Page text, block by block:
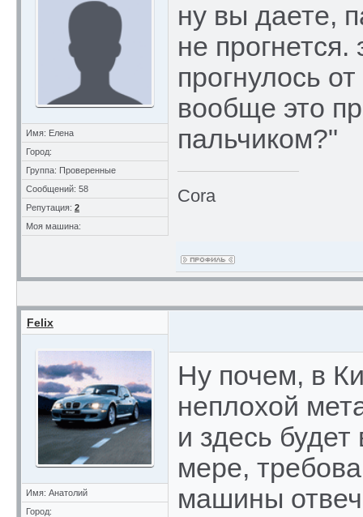
Имя: Елена
Город:
Группа: Проверенные
Сообщений: 58
Репутация: 2
Моя машина:
ну вы даете,
не
прогнулось
вообще это
пальчиком?"
Cora
Felix
Имя: Анатолий
Город:
Ну почем, в
неплохой
и здесь
мере,
машины